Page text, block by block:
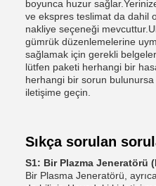
boyunca huzur
ve ekspres teslimat da dahil
nakliye seçeneği
gümrük düzenlemelerine
sağlamak için gerekli
lütfen paketi herhangi bir
herhangi bir sorun
iletişime geçin.
Sıkça sorulan
S1: Bir Plazma Jeneratörü
Bir Plasma Jeneratörü,